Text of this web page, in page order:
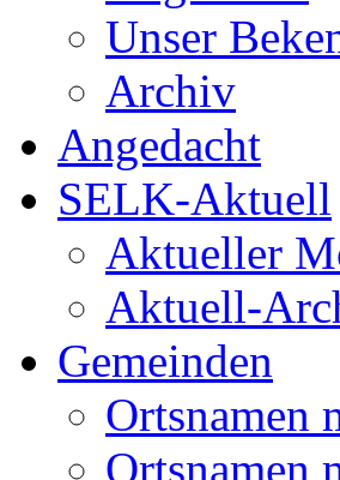
Unser
Archiv
Angedacht
SELK-Aktuell
Aktueller
Aktuell-
Gemeinden
Ortsnamen
Ortsnamen